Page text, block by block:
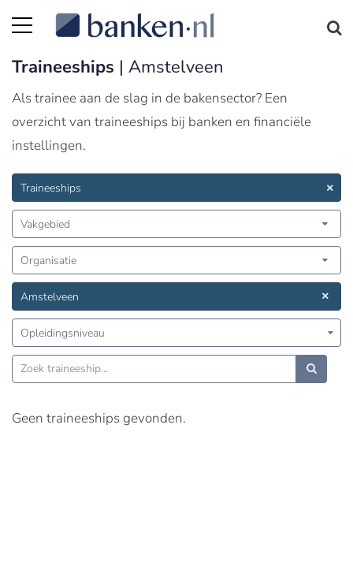
Traineeships | Amstelveen
Als trainee aan de slag in de bakensector? Een
overzicht van traineeships bij banken en financiële
instellingen.
Traineeships
Vakgebied
Organisatie
Amstelveen
Opleidingsniveau
Geen traineeships gevonden.